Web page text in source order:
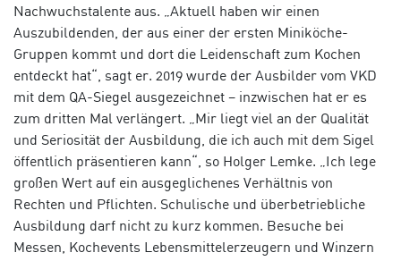
Nachwuchstalente aus. „Aktuell haben wir einen
Auszubildenden, der aus einer der ersten Miniköche-
Gruppen kommt und dort die Leidenschaft zum Kochen
entdeckt hat“, sagt er. 2019 wurde der Ausbilder vom VKD
mit dem QA-Siegel ausgezeichnet – inzwischen hat er es
zum dritten Mal verlängert. „Mir liegt viel an der Qualität
und Seriosität der Ausbildung, die ich auch mit dem Sigel
öffentlich präsentieren kann“, so Holger Lemke. „Ich lege
großen Wert auf ein ausgeglichenes Verhältnis von
Rechten und Pflichten. Schulische und überbetriebliche
Ausbildung darf nicht zu kurz kommen. Besuche bei
Messen, Kochevents Lebensmittelerzeugern und Winzern